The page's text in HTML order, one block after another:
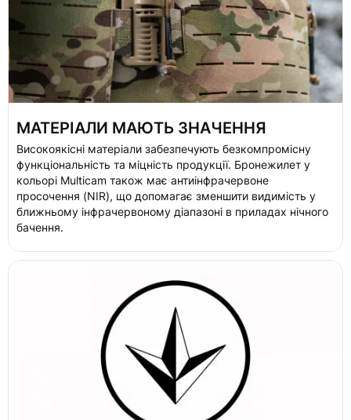
МАТЕРІАЛИ МАЮТЬ ЗНАЧЕННЯ
Високоякісні матеріали забезпечують безкомпромісну
функціональність та міцність продукції. Бронежилет у
кольорі Multicam також має антиінфрачервоне
просочення (NIR), що допомагає зменшити видимість у
ближньому інфрачервоному діапазоні в приладах нічного
бачення.